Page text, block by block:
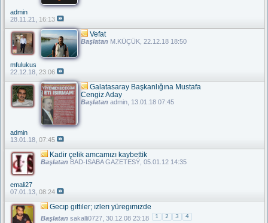
admin
28.11.21, 16:13
Vefat
Başlatan M.KÜÇÜK, 22.12.18 18:50
mfulukus
22.12.18, 23:06
Galatasaray Başkanlığına Mustafa
Cengiz Aday
Başlatan admin , 13.01.18 07:45
admin
13.01.18, 07:45
Kadir çelik amcamızı kaybettik
Başlatan BAD-ISABA GAZETESÝ, 05.01.12 14:35
emali27
07.01.13, 08:24
Gecıp gıttıler; ızlerı yüregımızde
Başlatan sakalli0727 , 30.12.08 23:18 1 2 3 4